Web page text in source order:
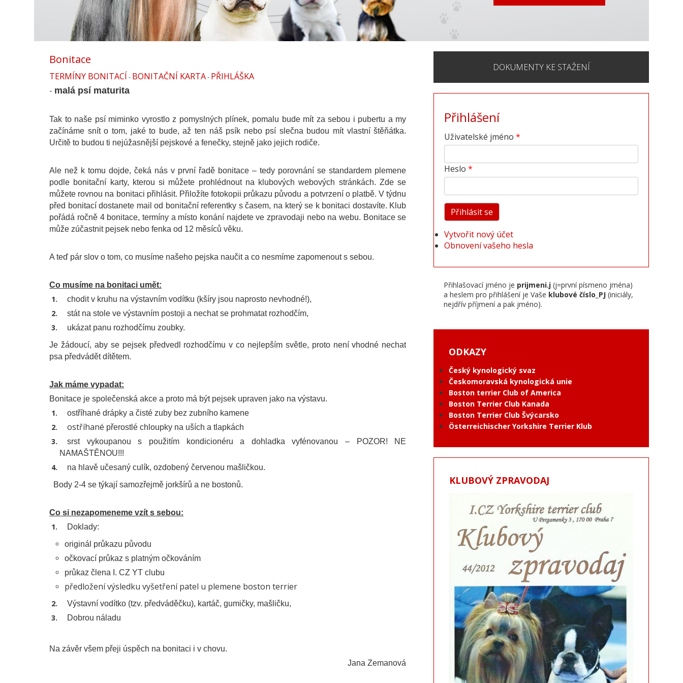
Bonitace
TERMÍNY BONITACÍ- BONITAČNÍ KARTA- PŘIHLÁŠKA
- malá psí maturita
Tak to naše psí miminko vyrostlo z pomyslných plínek, pomalu bude mít za sebou i pubertu a my
začínáme snít o tom, jaké to bude, až ten náš psík nebo psí slečna budou mít vlastní štěňátka.
Určitě to budou ti nejúžasnější pejskové a fenečky, stejně jako jejich rodiče.
Ale než k tomu dojde, čeká nás v první řadě bonitace – tedy porovnání se standardem plemene
podle bonitační karty, kterou si můžete prohlédnout na klubových webových stránkách. Zde se
můžete rovnou na bonitaci přihlásit. Přiložíte fotokopii průkazu původu a potvrzení o platbě. V týdnu
před bonitací dostanete mail od bonitační referentky s časem, na který se k bonitaci dostavíte. Klub
pořádá ročně 4 bonitace, termíny a místo konání najdete ve zpravodaji nebo na webu. Bonitace se
může zúčastnit pejsek nebo fenka od 12 měsíců věku.
A teď pár slov o tom, co musíme našeho pejska naučit a co nesmíme zapomenout s sebou.
Co musíme na bonitaci umět:
chodit v kruhu na výstavním vodítku (kšíry jsou naprosto nevhodné!),
stát na stole ve výstavním postoji a nechat se prohmatat rozhodčím,
ukázat panu rozhodčímu zoubky.
Je žádoucí, aby se pejsek předvedl rozhodčímu v co nejlepším světle, proto není vhodné nechat
psa předvádět dítětem.
Jak máme vypadat:
Bonitace je společenská akce a proto má být pejsek upraven jako na výstavu.
ostříhané drápky a čisté zuby bez zubního kamene
ostříhané přerostlé chloupky na uších a tlapkách
srst vykoupanou s použitím kondicionéru a dohladka vyfénovanou – POZOR! NE
NAMAŠTĚNOU!!!
na hlavě učesaný culík, ozdobený červenou mašličkou.
Body 2-4 se týkají samozřejmě jorkšírů a ne bostonů.
Co si nezapomeneme vzít s sebou:
Doklady:
originál průkazu původu
očkovací průkaz s platným očkováním
průkaz člena I. CZ YT clubu
předložení výsledku vyšetření patel u plemene boston terrier
Výstavní vodítko (tzv. předváděčku), kartáč, gumičky, mašličku,
Dobrou náladu
Na závěr všem přeji úspěch na bonitaci i v chovu.
Jana Zemanová
DOKUMENTY KE STAŽENÍ
Přihlášení
Uživatelské jméno
Heslo
Vytvořit nový účet
Obnovení vašeho hesla
Přihlašovací jméno je prijmeni.j (j=první písmeno jména)
a heslem pro přihlášení je Vaše klubové číslo_PJ (iniciály,
nejdřív příjmení a pak jméno).
ODKAZY
Český kynologický svaz
Českomoravská kynologická unie
Boston terrier Club of America
Boston Terrier Club Kanada
Boston Terrier Club Švýcarsko
Österreichischer Yorkshire Terrier Klub
KLUBOVÝ ZPRAVODAJ